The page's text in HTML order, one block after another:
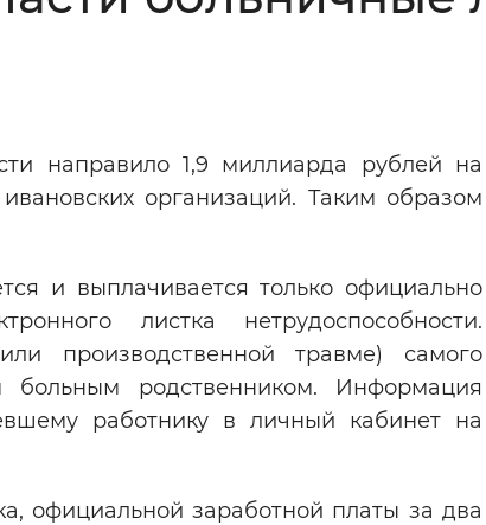
направило 1,9 миллиарда рублей на
организаций. Таким образом
и выплачивается только официально
листка нетрудоспособности.
производственной травме) самого
родственником. Информация
работнику в личный кабинет на
официальной заработной платы за два